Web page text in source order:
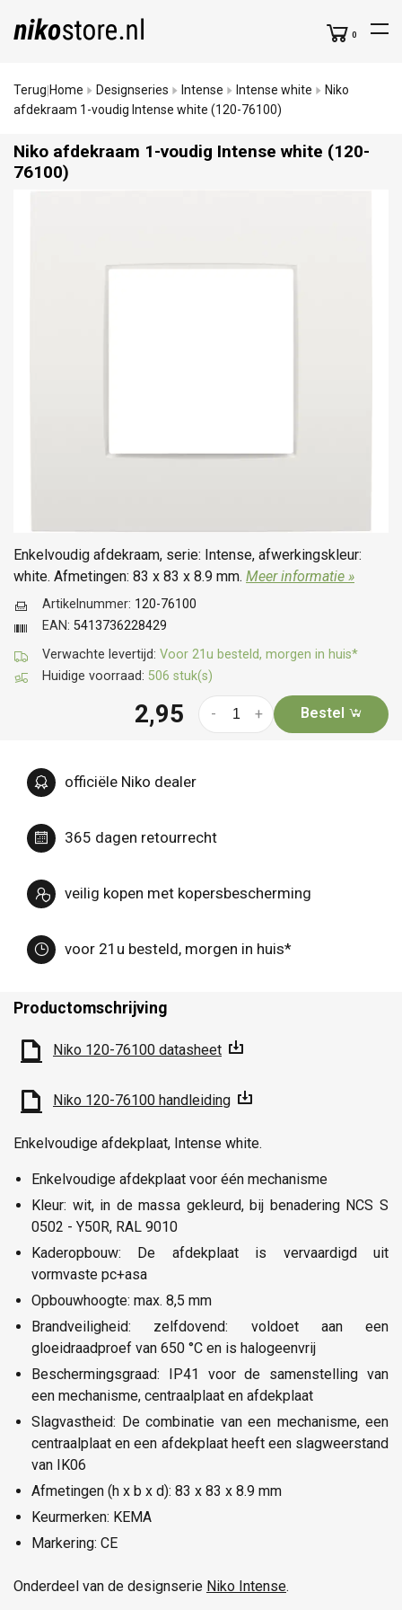
0
Terug Home Designseries Intense Intense white
Niko
afdekraam 1-voudig Intense white (120-76100)
Niko afdekraam 1-voudig Intense white (120-
76100)
Enkelvoudig afdekraam, serie: Intense, afwerkingskleur:
white. Afmetingen: 83 x 83 x 8.9 mm. Meer informatie »
Verwachte levertijd: Voor 21u besteld, morgen in huis*
Huidige voorraad: 506 stuk(s)
Artikelnummer: 120-76100
EAN: 5413736228429
2,95 +
- Bestel
officiële Niko dealer
365 dagen retourrecht
veilig kopen met kopersbescherming
voor 21u besteld, morgen in huis*
Productomschrijving
Niko 120-76100 datasheet
Niko 120-76100 handleiding
Enkelvoudige afdekplaat, Intense white.
Enkelvoudige afdekplaat voor één mechanisme
Kleur: wit, in de massa gekleurd, bij benadering NCS S
0502 - Y50R, RAL 9010
Kaderopbouw: De afdekplaat is vervaardigd uit
vormvaste pc+asa
Opbouwhoogte: max. 8,5 mm
Brandveiligheid: zelfdovend: voldoet aan een
gloeidraadproef van 650 °C en is halogeenvrij
Beschermingsgraad: IP41 voor de samenstelling van
een mechanisme, centraalplaat en afdekplaat
Slagvastheid: De combinatie van een mechanisme, een
centraalplaat en een afdekplaat heeft een slagweerstand
van IK06
Afmetingen (h x b x d): 83 x 83 x 8.9 mm
Keurmerken: KEMA
Markering: CE
Onderdeel van de designserie Niko Intense.